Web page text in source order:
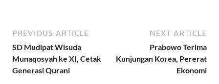
PREVIOUS ARTICLE
SD Mudipat Wisuda
Munaqosyah ke XI, Cetak
Generasi Qurani
NEXT ARTICLE
Prabowo Terima
Kunjungan Korea, Pererat
Ekonomi